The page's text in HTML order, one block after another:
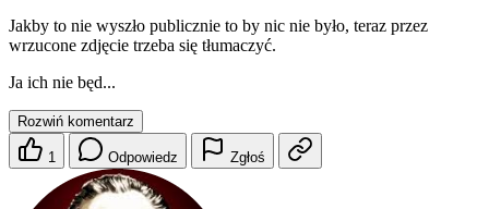
Jakby to nie wyszło publicznie to by nic nie było, teraz przez
wrzucone zdjęcie trzeba się tłumaczyć.
Ja ich nie będ...
Rozwiń komentarz
1 Odpowiedz Zgłoś